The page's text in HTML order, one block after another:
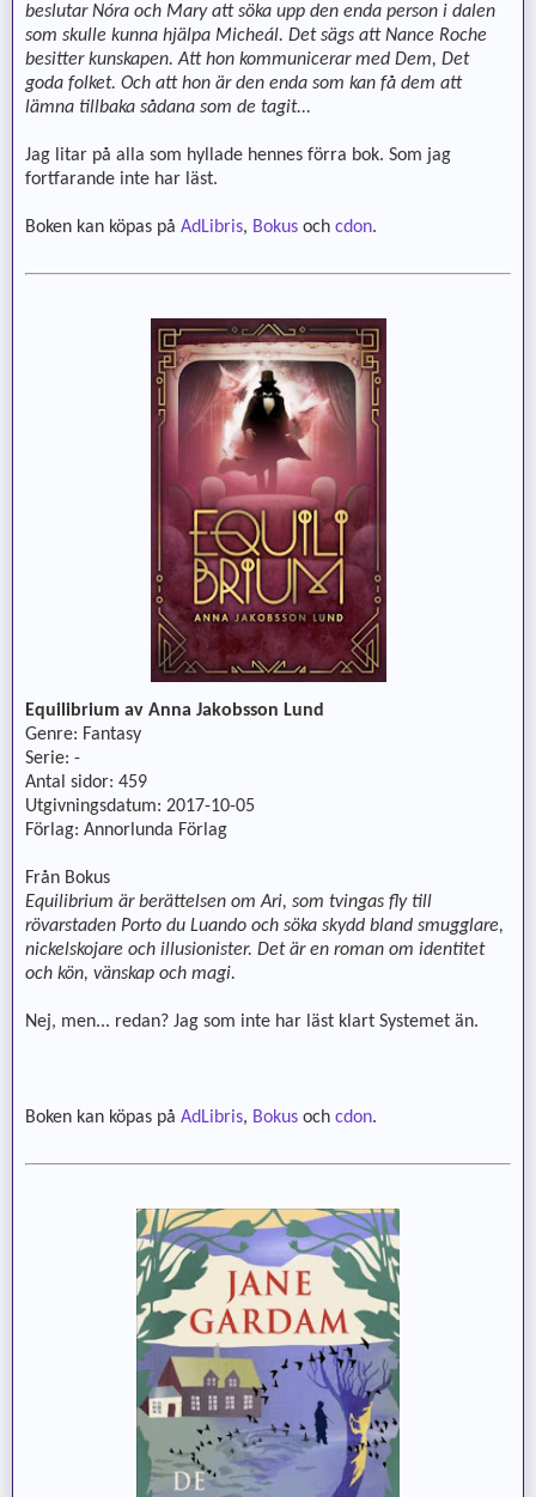
beslutar Nóra och Mary att söka upp den enda person i dalen
som skulle kunna hjälpa Micheál. Det sägs att Nance Roche
besitter kunskapen. Att hon kommunicerar med Dem, Det
goda folket. Och att hon är den enda som kan få dem att
lämna tillbaka sådana som de tagit...
Jag litar på alla som hyllade hennes förra bok. Som jag
fortfarande inte har läst.
Boken kan köpas på AdLibris, Bokus och cdon.
Equilibrium av Anna Jakobsson Lund
Genre: Fantasy
Serie: -
Antal sidor: 459
Utgivningsdatum: 2017-10-05
Förlag: Annorlunda Förlag
Från Bokus
Equilibrium är berättelsen om Ari, som tvingas fly till
rövarstaden Porto du Luando och söka skydd bland smugglare,
nickelskojare och illusionister. Det är en roman om identitet
och kön, vänskap och magi.
Nej, men... redan? Jag som inte har läst klart Systemet än.
Boken kan köpas på AdLibris, Bokus och cdon.